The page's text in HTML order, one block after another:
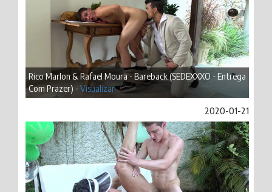
Rico Marlon & Rafael Moura - Bareback (SEDEXXXO - Entrega
Com Prazer) -Visualizar
2020-01-21